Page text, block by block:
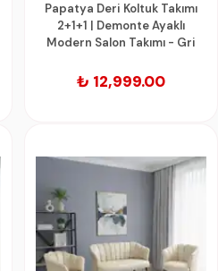
Papatya Deri Koltuk Takımı
2+1+1 | Demonte Ayaklı
Modern Salon Takımı - Gri
₺ 12,999.00